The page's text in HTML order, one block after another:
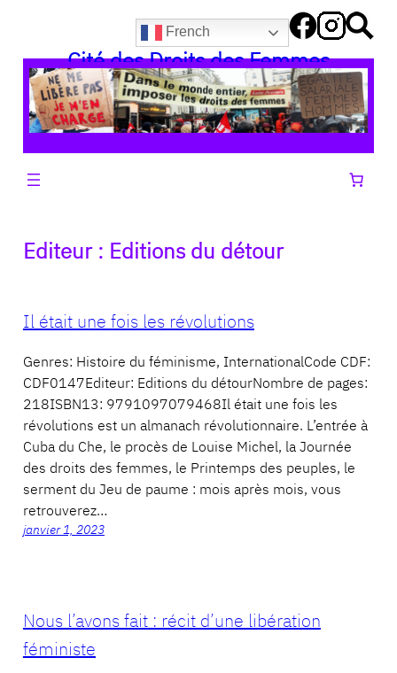
contenu
French
Cité des Droits des Femmes
Editeur : Editions du détour
Il était une fois les révolutions
Genres: Histoire du féminisme, InternationalCode CDF:
CDF0147Editeur: Editions du détourNombre de pages:
218ISBN13: 9791097079468Il était une fois les
révolutions est un almanach révolutionnaire. L’entrée à
Cuba du Che, le procès de Louise Michel, la Journée
des droits des femmes, le Printemps des peuples, le
serment du Jeu de paume : mois après mois, vous
retrouverez…
janvier 1, 2023
Nous l’avons fait : récit d’une libération
féministe